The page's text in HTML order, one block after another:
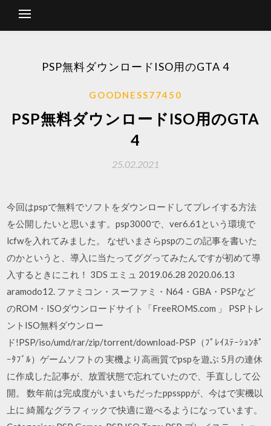
PSP無料ダウンロードISO用のGTA 4
GOODNESS77450
PSP無料ダウンロードISO用のGTA
4
25.02.2021
今回はpspで無料でソフトをダウンロードしてプレイする方法
を公開したいと思います。psp3000で、ver6.61という環境で
lcfwを入れてみました。 なぜいまさらpspのこの記事を書いた
のかというと、導入に当たってググってみたんですが初めて導
入するときにこれ！ 3DS エミュ 2019.06.28 2020.06.13
aramodo12. ファミコン・スーファミ・N64・GBA・PSPなど
のROM・ISOダウンロードサイト「FreeROMS.com 」 PSPトレ
ントISO無料ダウンロー
ド!PSP/iso/umd/rar/zip/torrent/download-PSP（ﾌﾟﾚｲｽﾃｰｼｮﾝﾎﾟ
ｰﾀﾌﾞﾙ）ゲームソフトの 実機より高画質でpspを遊ぶ 5月の連休
に作成した記事が、放置状態で忘れていたので、手直しして公
開。 数年前は完成度がいまいちだったppssppが、今はで実機以
上に 綺麗なグラフィックで快適に遊べるようになっています。